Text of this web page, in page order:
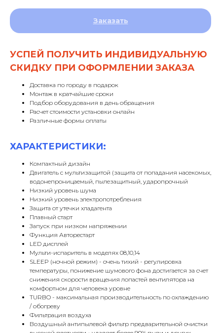
Заказать
УСПЕЙ ПОЛУЧИТЬ ИНДИВИДУАЛЬНУЮ
СКИДКУ ПРИ ОФОРМЛЕНИИ ЗАКАЗА
Доставка по городу в подарок
Монтаж в кратчайшие сроки
Подбор оборудования в день обращения
Расчет стоимости установки онлайн
Различные формы оплаты
ХАРАКТЕРИСТИКИ:
Компактный дизайн
Двигатель с мультизащитой (защита от попадания насекомых,
водонепроницаемый, пылезащитный, ударопрочный
Низкий уровень шума
Низкий уровень электропотребления
Защита от утечки хладагента
Плавный старт
Запуск при низком напряжении
Функция Авторестарт
LED дисплей
Мульти-испаритель в моделях 08,10,14
SLEEP (ночной режим) - очень тихий - регулировка
температуры, понижение шумового фона достигается за счет
снижения скорости вращения лопастей вентилятора на
комфортном для человека уровне
TURBO - максимальная производительность по охлаждению
/ обогреву
Фильтрация воздуха
Воздушный антипылевой фильтр предварительной очистки